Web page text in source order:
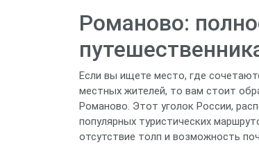
Романово:
Если вы ищете место, где
местных жителей, то вам стоит
Романово. Этот уголок России,
популярных туристических
отсутствие толп и возможность